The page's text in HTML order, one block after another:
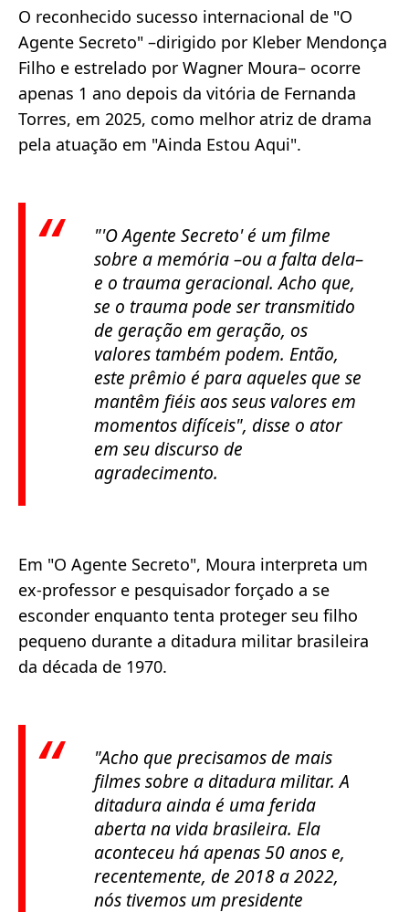
O reconhecido sucesso internacional de "O
Agente Secreto" –dirigido por Kleber Mendonça
Filho e estrelado por Wagner Moura– ocorre
apenas 1 ano depois da vitória de Fernanda
Torres, em 2025, como melhor atriz de drama
pela atuação em "Ainda Estou Aqui".
"'O Agente Secreto' é um filme
sobre a memória –ou a falta dela–
e o trauma geracional. Acho que,
se o trauma pode ser transmitido
de geração em geração, os
valores também podem. Então,
este prêmio é para aqueles que se
mantêm fiéis aos seus valores em
momentos difíceis", disse o ator
em seu discurso de
agradecimento.
Em "O Agente Secreto", Moura interpreta um
ex-professor e pesquisador forçado a se
esconder enquanto tenta proteger seu filho
pequeno durante a ditadura militar brasileira
da década de 1970.
"Acho que precisamos de mais
filmes sobre a ditadura militar. A
ditadura ainda é uma ferida
aberta na vida brasileira. Ela
aconteceu há apenas 50 anos e,
recentemente, de 2018 a 2022,
nós tivemos um presidente